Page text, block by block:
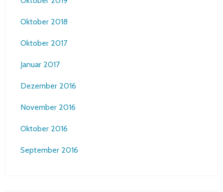
Oktober 2018
Oktober 2017
Januar 2017
Dezember 2016
November 2016
Oktober 2016
September 2016